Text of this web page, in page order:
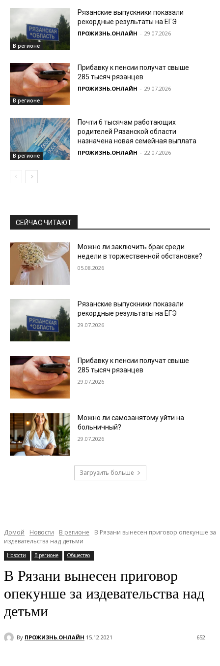
В регионе
Рязанские выпускники показали
рекордные результаты на ЕГЭ
ПРОЖИЗНЬ.ОНЛАЙН - 29.07.2026
В регионе
Прибавку к пенсии получат свыше
285 тысяч рязанцев
ПРОЖИЗНЬ.ОНЛАЙН - 29.07.2026
В регионе
Почти 6 тысячам работающих
родителей Рязанской области
назначена новая семейная выплата
ПРОЖИЗНЬ.ОНЛАЙН - 22.07.2026
СЕЙЧАС ЧИТАЮТ
Можно ли заключить брак среди
недели в торжественной обстановке?
05.08.2026
Рязанские выпускники показали
рекордные результаты на ЕГЭ
29.07.2026
Прибавку к пенсии получат свыше
285 тысяч рязанцев
29.07.2026
Можно ли самозанятому уйти на
больничный?
29.07.2026
Загрузить больше